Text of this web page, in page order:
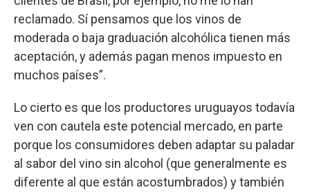
reclamado. Sí pensamos que los vinos de
moderada o baja graduación alcohólica tienen más
aceptación, y además pagan menos impuesto en
muchos países”.
Lo cierto es que los productores uruguayos todavía
ven con cautela este potencial mercado, en parte
porque los consumidores deben adaptar su paladar
al sabor del vino sin alcohol (que generalmente es
diferente al que están acostumbrados) y también